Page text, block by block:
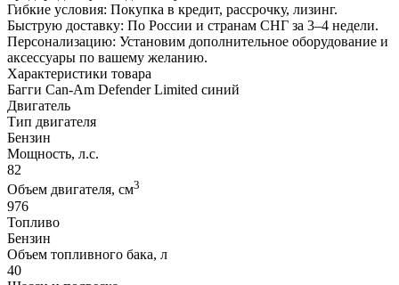
Гибкие условия: Покупка в кредит, рассрочку, лизинг.
Быструю доставку: По России и странам СНГ за 3–4 недели.
Персонализацию: Установим дополнительное оборудование и
аксессуары по вашему желанию.
Характеристики товара
Багги Can-Am Defender Limited синий
Двигатель
Тип двигателя
Бензин
Мощность, л.с.
82
Объем двигателя, см3
976
Топливо
Бензин
Объем топливного бака, л
40